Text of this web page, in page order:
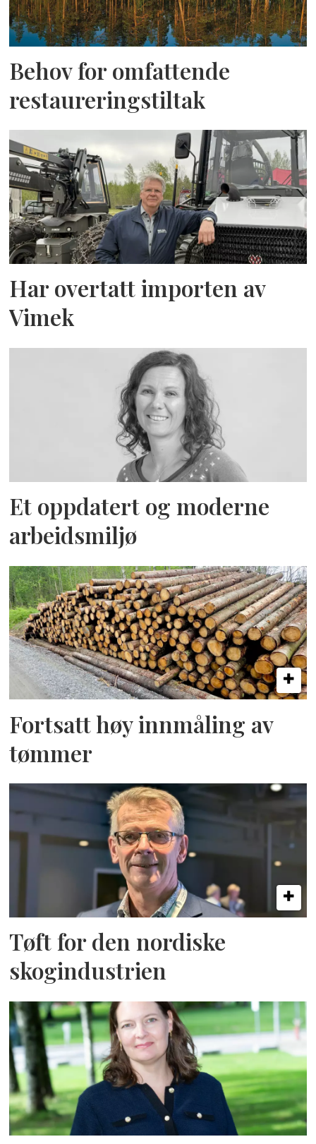
Behov for omfattende
restaureringstiltak
Har overtatt importen av
Vimek
Et oppdatert og moderne
arbeidsmiljø
Fortsatt høy innmåling av
tømmer
Tøft for den nordiske
skogindustrien